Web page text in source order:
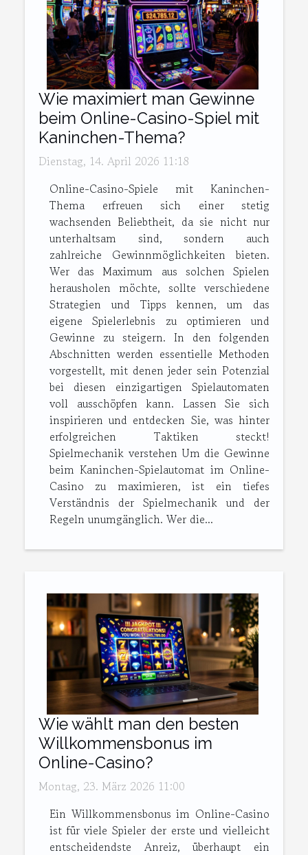
Wie maximiert man Gewinne
beim Online-Casino-Spiel mit
Kaninchen-Thema?
Dienstag, 14. April 2026 11:18
Online-Casino-Spiele mit Kaninchen-
Thema erfreuen sich einer stetig
wachsenden Beliebtheit, da sie nicht nur
unterhaltsam sind, sondern auch
zahlreiche Gewinnmöglichkeiten bieten.
Wer das Maximum aus solchen Spielen
herausholen möchte, sollte verschiedene
Strategien und Tipps kennen, um das
eigene Spielerlebnis zu optimieren und
Gewinne zu steigern. In den folgenden
Abschnitten werden essentielle Methoden
vorgestellt, mit denen jeder sein Potenzial
bei diesen einzigartigen Spielautomaten
voll ausschöpfen kann. Lassen Sie sich
inspirieren und entdecken Sie, was hinter
erfolgreichen Taktiken steckt!
Spielmechanik verstehen Um die Gewinne
beim Kaninchen-Spielautomat im Online-
Casino zu maximieren, ist ein tiefes
Verständnis der Spielmechanik und der
Regeln unumgänglich. Wer die...
Wie wählt man den besten
Willkommensbonus im
Online-Casino?
Montag, 23. März 2026 11:00
Ein Willkommensbonus im Online-Casino
ist für viele Spieler der erste und vielleicht
entscheidendste Anreiz, überhaupt ein